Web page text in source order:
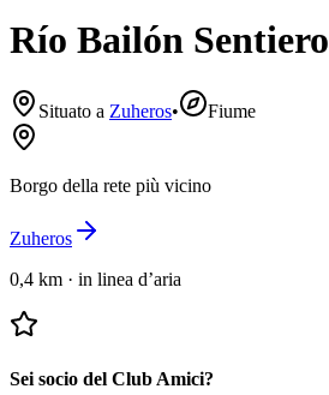
Río Bailón Sentiero
Situato a Zuheros• Fiume
Borgo della rete più vicino
Zuheros
0,4 km · in linea d’aria
Sei socio del Club Amici?